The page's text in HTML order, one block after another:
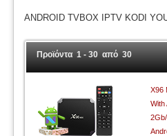
ANDROID TVBOX IPTV KODI
Προϊόντα 1 - 30 από 30
X96
With